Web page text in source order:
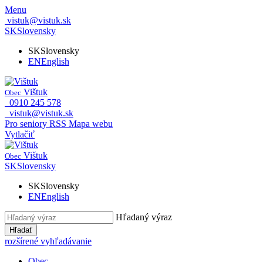
Menu
vistuk@vistuk.sk
SKSlovensky
SKSlovensky
ENEnglish
Obec Vištuk
0910 245 578
vistuk@vistuk.sk
Pro seniory RSS Mapa webu
Vytlačiť
Obec Vištuk
SKSlovensky
SKSlovensky
ENEnglish
Hľadaný výraz
Hľadať
rozšírené vyhľadávanie